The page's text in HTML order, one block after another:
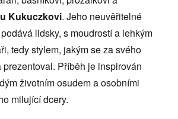
Kukuczkovi. Jeho neuvěřitelné
lidsky, s moudrostí a lehkým
tedy stylem, jakým se za svého
Příběh je inspirován
životním osudem a osobními
milující dcery.